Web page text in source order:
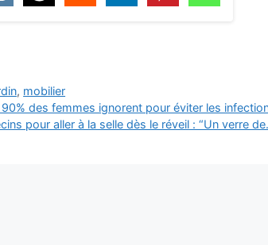
, mobilier
des femmes ignorent pour éviter les
pour aller à la selle dès le réveil : “Un verre